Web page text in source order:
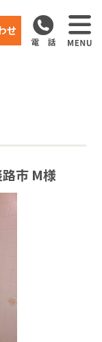
せ
市 M様